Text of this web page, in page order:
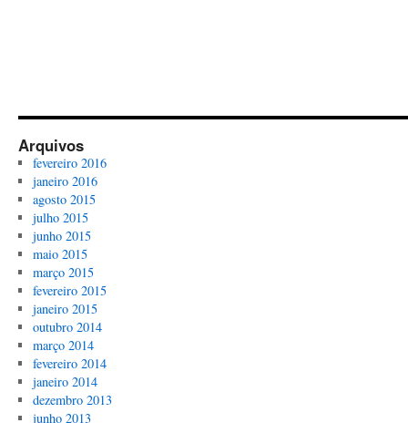
Arquivos
fevereiro 2016
janeiro 2016
agosto 2015
julho 2015
junho 2015
maio 2015
março 2015
fevereiro 2015
janeiro 2015
outubro 2014
março 2014
fevereiro 2014
janeiro 2014
dezembro 2013
junho 2013